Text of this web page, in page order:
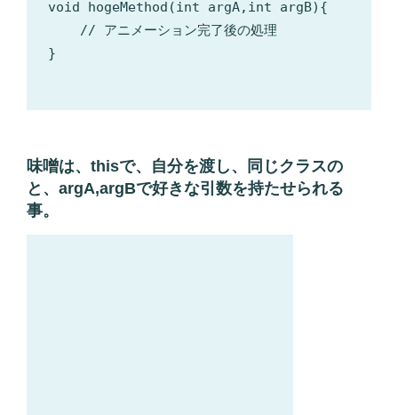
void hogeMethod(int argA,int argB){
    // アニメーション完了後の処理
}
味噌は、thisで、自分を渡し、同じクラスの
と、argA,argBで好きな引数を持たせられる
事。